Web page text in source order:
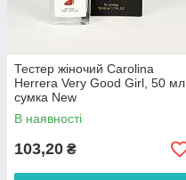
Тестер жіночий Carolina
Herrera Very Good Girl, 50 мл,
сумка New
В наявності
103,20 ₴